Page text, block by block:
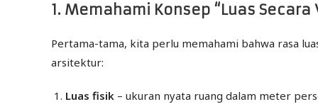
1. Memahami Konsep “Luas Secara
Pertama-tama, kita perlu memahami bahwa rasa
arsitektur:
Luas fisik – ukuran nyata ruang dalam meter